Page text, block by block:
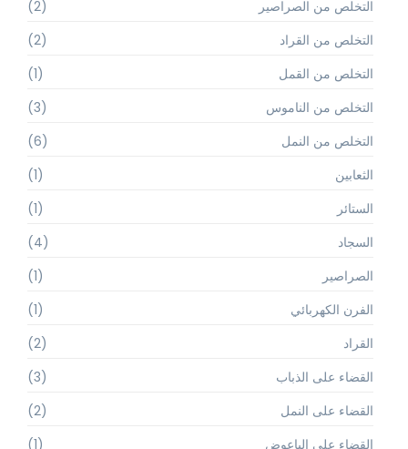
التخلص من الصراصير
(2)
التخلص من القراد
(2)
التخلص من القمل
(1)
التخلص من الناموس
(3)
التخلص من النمل
(6)
الثعابين
(1)
الستائر
(1)
السجاد
(4)
الصراصير
(1)
الفرن الكهربائي
(1)
القراد
(2)
القضاء على الذباب
(3)
القضاء على النمل
(2)
القضاء علي الباعوض
(1)